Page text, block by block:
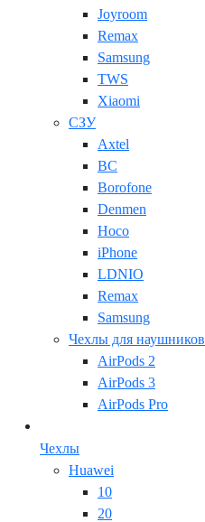
Joyroom
Remax
Samsung
TWS
Xiaomi
СЗУ
Axtel
BC
Borofone
Denmen
Hoco
iPhone
LDNIO
Remax
Samsung
Чехлы для наушников
AirPods 2
AirPods 3
AirPods Pro
Чехлы
Huawei
10
20